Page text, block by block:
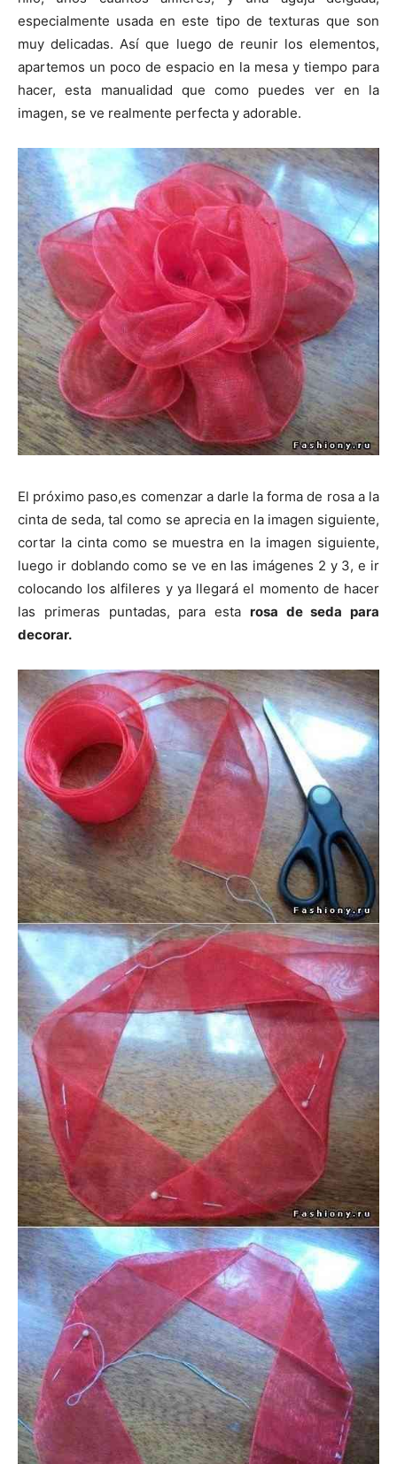
especialmente usada en este tipo de texturas que son
muy delicadas. Así que luego de reunir los elementos,
apartemos un poco de espacio en la mesa y tiempo para
hacer, esta manualidad que como puedes ver en la
imagen, se ve realmente perfecta y adorable.
El próximo paso,es comenzar a darle la forma de rosa a la
cinta de seda, tal como se aprecia en la imagen siguiente,
cortar la cinta como se muestra en la imagen siguiente,
luego ir doblando como se ve en las imágenes 2 y 3, e ir
colocando los alfileres y ya llegará el momento de hacer
las primeras puntadas, para esta rosa de seda para
decorar.